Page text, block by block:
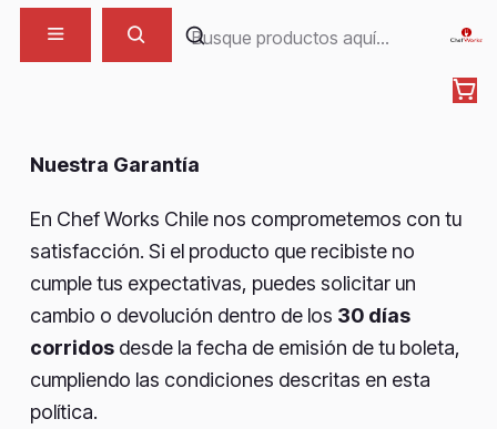
POLÍTICA DE CAMBIOS Y
Nuestra Garantía
En Chef Works Chile nos comprometemos con tu
satisfacción. Si el producto que recibiste no
cumple tus expectativas, puedes solicitar un
cambio o devolución dentro de los 30 días
corridos desde la fecha de emisión de tu boleta,
cumpliendo las condiciones descritas en esta
política.